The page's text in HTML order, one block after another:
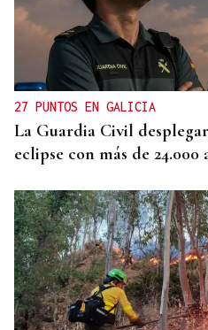
27 PUNTOS EN GALICIA
La Guardia Civil
eclipse con más de 24.000